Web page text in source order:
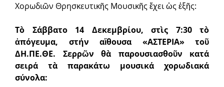
Χορωδιῶν Θρησκευτικῆς Μουσικῆς ἔχει ὡς ἑξῆς:
Τὸ Σάββατο 14 Δεκεμβρίου, στὶς 7:30 τὸ
ἀπόγευμα, στήν αἴθουσα «ΑΣΤΕΡΙΑ» τοῦ
ΔΗ.ΠΕ.ΘΕ. Σερρῶν θὰ παρουσιασθοῦν κατά
σειρά τὰ παρακάτω μουσικά χορωδιακά
σύνολα: